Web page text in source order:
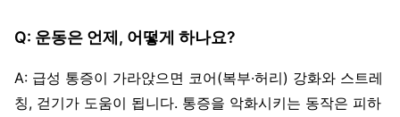
Q: 운동은 언제, 어떻게 하나요?
A: 급성 통증이 가라앉으면 코어(복부·허리) 강화와 스트레
칭, 걷기가 도움이 됩니다. 통증을 악화시키는 동작은 피하